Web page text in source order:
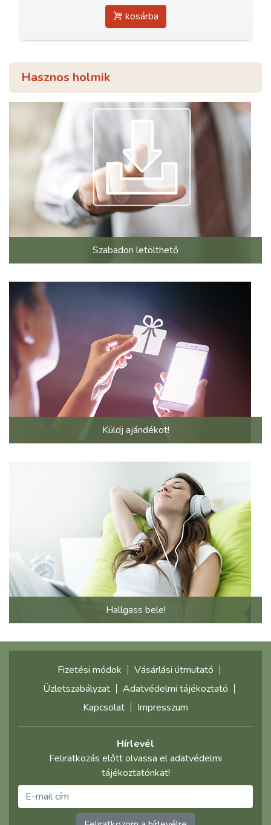
kosárba
Hasznos holmik
Szabadon letölthető
Küldj ajándékot!
Hallgass bele!
Fizetési módok
Vásárlási útmutató
Üzletszabályzat
Adatvédelmi tájékoztató
Kapcsolat
Impresszum
Hírlevél
Feliratkozás előtt olvassa el adatvédelmi
tájékoztatónkat!